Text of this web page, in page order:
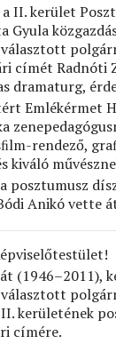
II. kerület
Gyula
választott
címét Radnóti
dramaturg,
Emlékérmet
rendező,
kiváló
posztumusz
Anikó vette
(1946–2011),
választott
kerületének
címére.